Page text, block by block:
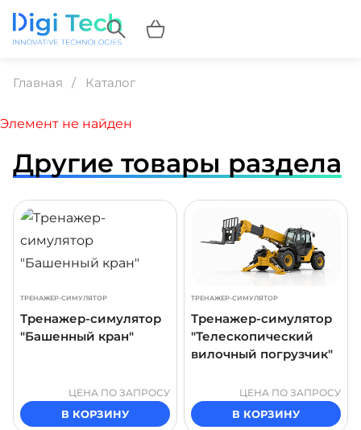
Главная Каталог
Элемент не найден
Другие товары раздела
ТРЕНАЖЕР-СИМУЛЯТОР
Тренажер-симулятор
"Башенный кран"
ЦЕНА ПО ЗАПРОСУ
В КОРЗИНУ
ТРЕНАЖЕР-СИМУЛЯТОР
Тренажер-симулятор
"Телескопический
вилочный погрузчик"
ЦЕНА ПО ЗАПРОСУ
В КОРЗИНУ
ПОДРОБНЕЕ